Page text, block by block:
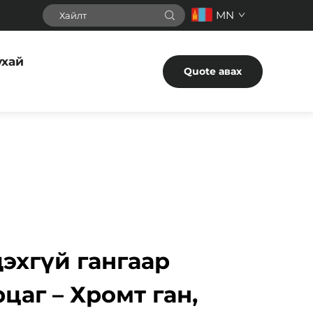
MN
Quote авах
гангаар
– Хромт ган,